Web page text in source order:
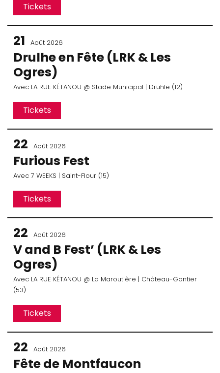
Tickets
21 Août 2026
Drulhe en Fête (LRK & Les
Ogres)
Avec LA RUE KÉTANOU @ Stade Municipal | Druhle (12)
Tickets
22 Août 2026
Furious Fest
Avec 7 WEEKS | Saint-Flour (15)
Tickets
22 Août 2026
V and B Fest’ (LRK & Les
Ogres)
Avec LA RUE KÉTANOU @ La Maroutière | Château-Gontier
(53)
Tickets
22 Août 2026
Fête de Montfaucon